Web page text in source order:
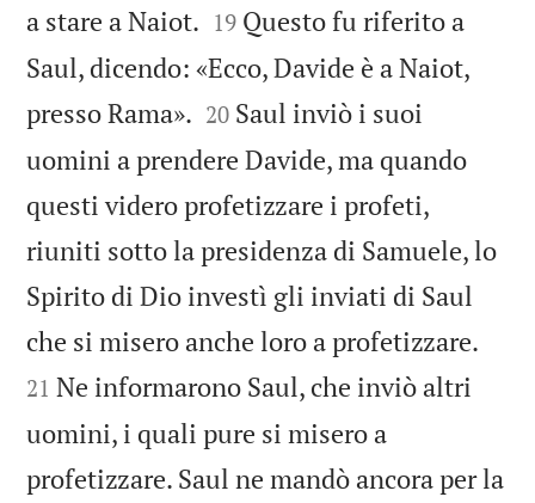
a stare a Naiot. 

19 Questo fu riferito a
Saul, dicendo: «Ecco, Davide è a Naiot,
presso Rama». 

20 Saul inviò i suoi
uomini a prendere Davide, ma quando
questi videro profetizzare i profeti,
riuniti sotto la presidenza di Samuele, lo
Spirito di Dio investì gli inviati di Saul
che si misero anche loro a profetizzare.
21 Ne informarono Saul, che inviò altri
uomini, i quali pure si misero a
profetizzare. Saul ne mandò ancora per la